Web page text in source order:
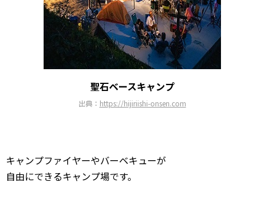
聖石ベースキャンプ
出典： https://hijiriishi-onsen.com
キャンプファイヤーやバーベキューが
自由にできるキャンプ場です。